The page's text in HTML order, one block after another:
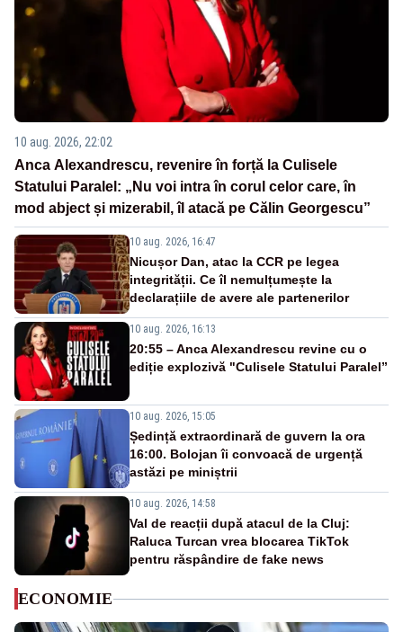
10 aug. 2026, 22:02
Anca Alexandrescu, revenire în forță la Culisele
Statului Paralel: „Nu voi intra în corul celor care, în
mod abject și mizerabil, îl atacă pe Călin Georgescu”
10 aug. 2026, 16:47
Nicușor Dan, atac la CCR pe legea
integrității. Ce îl nemulțumește la
declarațiile de avere ale partenerilor
10 aug. 2026, 16:13
20:55 – Anca Alexandrescu revine cu o
ediție explozivă "Culisele Statului Paralel”
10 aug. 2026, 15:05
Ședință extraordinară de guvern la ora
16:00. Bolojan îi convoacă de urgență
astăzi pe miniștrii
10 aug. 2026, 14:58
Val de reacții după atacul de la Cluj:
Raluca Turcan vrea blocarea TikTok
pentru răspândire de fake news
ECONOMIE